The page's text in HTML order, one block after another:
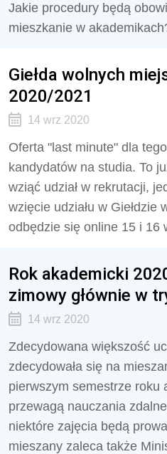
Jakie procedury będą
mieszkanie w
Giełda wolnych
2020/2021
14 wrz 2020
Oferta "last minute" dla
kandydatów na studia. To
wziąć udział w rekrutacji,
wzięcie udziału w Giełdzie
odbędzie się online 15 i 16
Rok akademicki
zimowy głównie w
14 wrz 2020
Zdecydowana większość
zdecydowała się na
pierwszym semestrze roku
przewagą nauczania
niektóre zajęcia będą
mieszany zaleca także